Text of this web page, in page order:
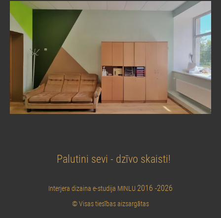
Palutini sevi - dzīvo skaisti!
Interjera dizaina e-studija MINLU 2016 -2026
© Visas tiesības aizsargātas